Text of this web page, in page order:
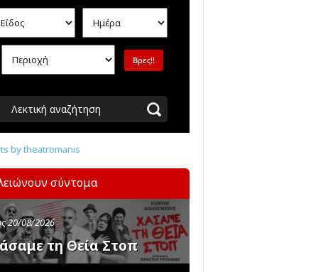
Λεκτική αναζήτηση
by theatromanis
σύντομα
20/08/2026
τη Θεία Στοπ